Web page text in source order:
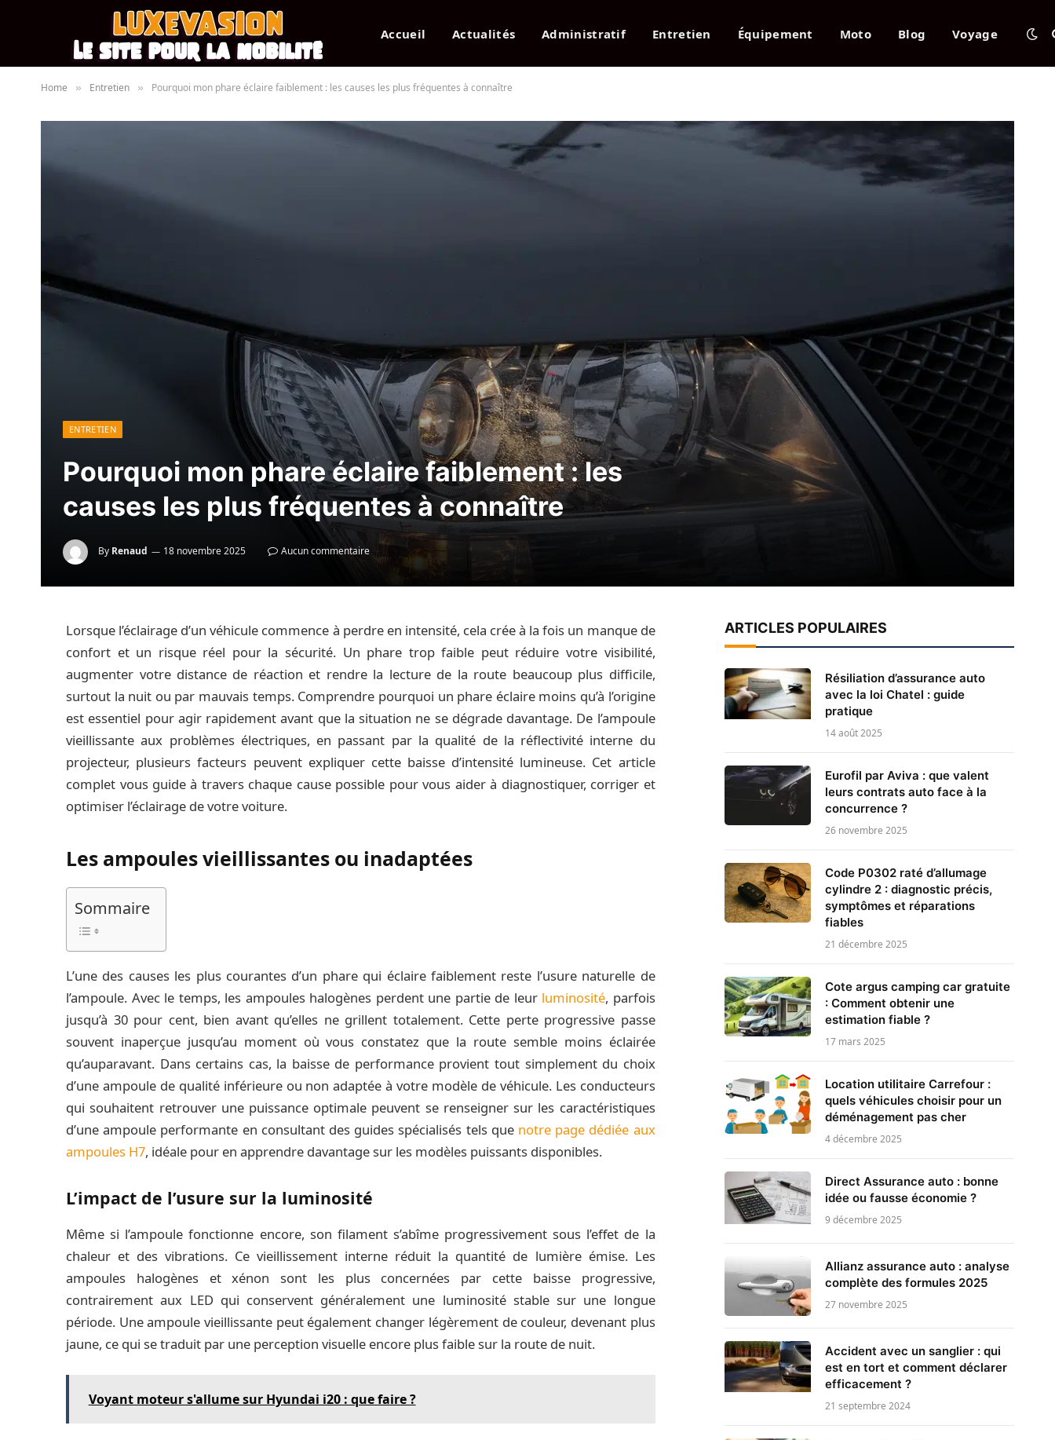
Accueil Actualités Administratif Entretien Équipement Moto Blog Voyage
Home » Entretien » Pourquoi mon phare éclaire faiblement : les causes les plus fréquentes à connaître
ENTRETIEN
Pourquoi mon phare éclaire faiblement : les
causes les plus fréquentes à connaître
By Renaud 18 novembre 2025 Aucun commentaire
Lorsque l’éclairage d’un véhicule commence à perdre en intensité, cela crée à la fois un manque de
confort et un risque réel pour la sécurité. Un phare trop faible peut réduire votre visibilité,
augmenter votre distance de réaction et rendre la lecture de la route beaucoup plus difficile,
surtout la nuit ou par mauvais temps. Comprendre pourquoi un phare éclaire moins qu’à l’origine
est essentiel pour agir rapidement avant que la situation ne se dégrade davantage. De l’ampoule
vieillissante aux problèmes électriques, en passant par la qualité de la réflectivité interne du
projecteur, plusieurs facteurs peuvent expliquer cette baisse d’intensité lumineuse. Cet article
complet vous guide à travers chaque cause possible pour vous aider à diagnostiquer, corriger et
optimiser l’éclairage de votre voiture.
Les ampoules vieillissantes ou inadaptées
Sommaire
L’une des causes les plus courantes d’un phare qui éclaire faiblement reste l’usure naturelle de
l’ampoule. Avec le temps, les ampoules halogènes perdent une partie de leur luminosité, parfois
jusqu’à 30 pour cent, bien avant qu’elles ne grillent totalement. Cette perte progressive passe
souvent inaperçue jusqu’au moment où vous constatez que la route semble moins éclairée
qu’auparavant. Dans certains cas, la baisse de performance provient tout simplement du choix
d’une ampoule de qualité inférieure ou non adaptée à votre modèle de véhicule. Les conducteurs
qui souhaitent retrouver une puissance optimale peuvent se renseigner sur les caractéristiques
d’une ampoule performante en consultant des guides spécialisés tels que notre page dédiée aux
ampoules H7, idéale pour en apprendre davantage sur les modèles puissants disponibles.
L’impact de l’usure sur la luminosité
Même si l’ampoule fonctionne encore, son filament s’abîme progressivement sous l’effet de la
chaleur et des vibrations. Ce vieillissement interne réduit la quantité de lumière émise. Les
ampoules halogènes et xénon sont les plus concernées par cette baisse progressive,
contrairement aux LED qui conservent généralement une luminosité stable sur une longue
période. Une ampoule vieillissante peut également changer légèrement de couleur, devenant plus
jaune, ce qui se traduit par une perception visuelle encore plus faible sur la route de nuit.
Voyant moteur s'allume sur Hyundai i20 : que faire ?
ARTICLES POPULAIRES
Résiliation d’assurance auto
avec la loi Chatel : guide
pratique
14 août 2025
Eurofil par Aviva : que valent
leurs contrats auto face à la
concurrence ?
26 novembre 2025
Code P0302 raté d’allumage
cylindre 2 : diagnostic précis,
symptômes et réparations
fiables
21 décembre 2025
Cote argus camping car gratuite
: Comment obtenir une
estimation fiable ?
17 mars 2025
Location utilitaire Carrefour :
quels véhicules choisir pour un
déménagement pas cher
4 décembre 2025
Direct Assurance auto : bonne
idée ou fausse économie ?
9 décembre 2025
Allianz assurance auto : analyse
complète des formules 2025
27 novembre 2025
Accident avec un sanglier : qui
est en tort et comment déclarer
efficacement ?
21 septembre 2024